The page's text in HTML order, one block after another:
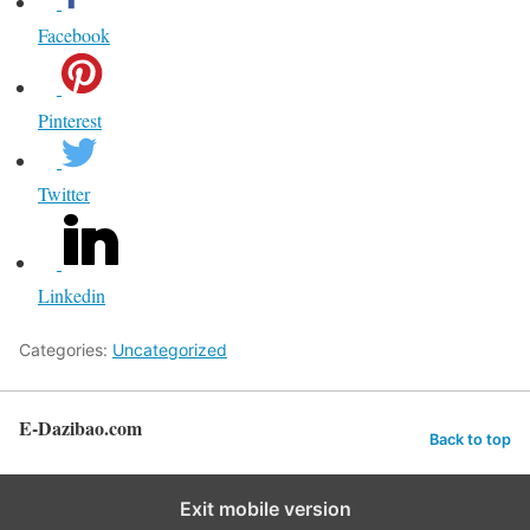
Facebook
Pinterest
Twitter
Linkedin
Categories: Uncategorized
E-Dazibao.com Back to top
Exit mobile version